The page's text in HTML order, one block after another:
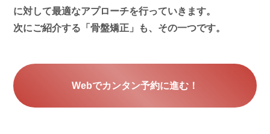
に対して最適なアプローチを行っていきます。
次にご紹介する「骨盤矯正」も、その一つです。
Webでカンタン予約に進む！